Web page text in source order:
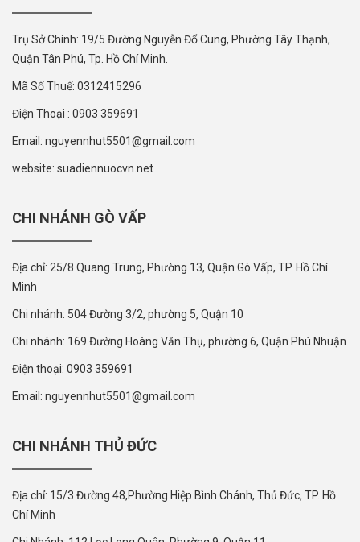
Trụ Sở Chính: 19/5 Đường Nguyễn Đổ Cung, Phường Tây Thạnh,
Quận Tân Phú, Tp. Hồ Chí Minh.
Mã Số Thuế: 0312415296
Điện Thoại : 0903 359691
Email: nguyennhut5501@gmail.com
website: suadiennuocvn.net
CHI NHÁNH GÒ VẤP
Địa chỉ: 25/8 Quang Trung, Phường 13, Quận Gò Vấp, TP. Hồ Chí
Minh
Chi nhánh: 504 Đường 3/2, phường 5, Quận 10
Chi nhánh: 169 Đường Hoàng Văn Thụ, phường 6, Quận Phú Nhuận
Điện thoại: 0903 359691
Email: nguyennhut5501@gmail.com
CHI NHÁNH THỦ ĐỨC
Địa chỉ: 15/3 Đường 48,Phường Hiệp Bình Chánh, Thủ Đức, TP. Hồ
Chí Minh